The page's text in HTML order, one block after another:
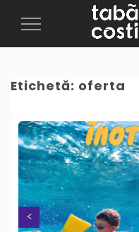
Toggle
Etichetă: oferta